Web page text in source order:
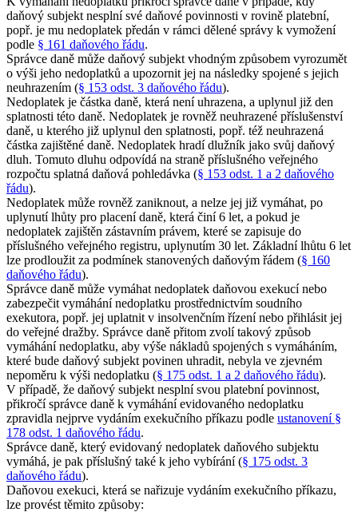
daňový subjekt nesplní své daňové povinnosti v rovině platební,
popř. je mu nedoplatek předán v rámci dělené správy k vymožení
podle § 161 daňového řádu.
Správce daně může daňový subjekt vhodným způsobem vyrozumět
o výši jeho nedoplatků a upozornit jej na následky spojené s jejich
neuhrazením (§ 153 odst. 3 daňového řádu).
Nedoplatek je částka daně, která není uhrazena, a uplynul již den
splatnosti této daně. Nedoplatek je rovněž neuhrazené příslušenství
daně, u kterého již uplynul den splatnosti, popř. též neuhrazená
částka zajištěné daně. Nedoplatek hradí dlužník jako svůj daňový
dluh. Tomuto dluhu odpovídá na straně příslušného veřejného
rozpočtu splatná daňová pohledávka (§ 153 odst. 1 a 2 daňového
řádu).
Nedoplatek může rovněž zaniknout, a nelze jej již vymáhat, po
uplynutí lhůty pro placení daně, která činí 6 let, a pokud je
nedoplatek zajištěn zástavním právem, které se zapisuje do
příslušného veřejného registru, uplynutím 30 let. Základní lhůtu 6 let
lze prodloužit za podmínek stanovených daňovým řádem (§ 160
daňového řádu).
Správce daně může vymáhat nedoplatek daňovou exekucí nebo
zabezpečit vymáhání nedoplatku prostřednictvím soudního
exekutora, popř. jej uplatnit v insolvenčním řízení nebo přihlásit jej
do veřejné dražby. Správce daně přitom zvolí takový způsob
vymáhání nedoplatku, aby výše nákladů spojených s vymáháním,
které bude daňový subjekt povinen uhradit, nebyla ve zjevném
nepoměru k výši nedoplatku (§ 175 odst. 1 a 2 daňového řádu).
V případě, že daňový subjekt nesplní svou platební povinnost,
přikročí správce daně k vymáhání evidovaného nedoplatku
zpravidla nejprve vydáním exekučního příkazu podle ustanovení §
178 odst. 1 daňového řádu.
Správce daně, který evidovaný nedoplatek daňového subjektu
vymáhá, je pak příslušný také k jeho vybírání (§ 175 odst. 3
daňového řádu).
Daňovou exekuci, která se nařizuje vydáním exekučního příkazu,
lze provést těmito způsoby: